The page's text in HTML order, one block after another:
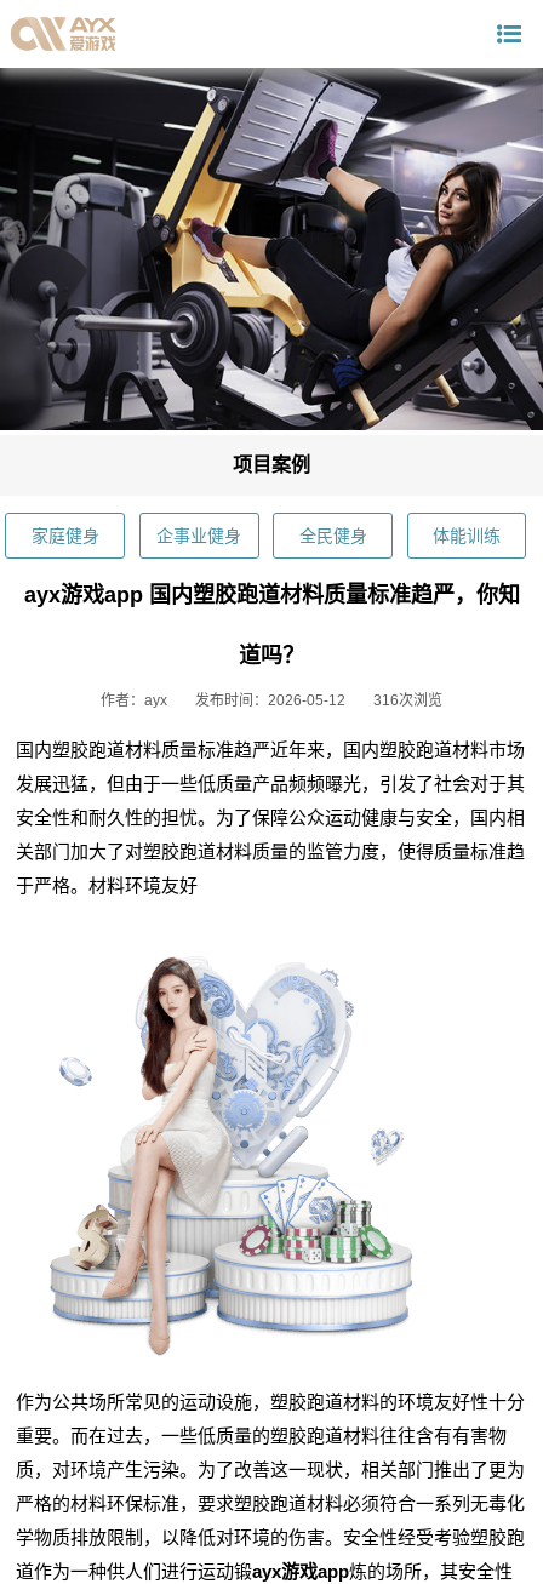
项目案例
家庭健身 企事业健身 全民健身 体能训练
ayx游戏app 国内塑胶跑道材料质量标准趋严，你知
道吗？
作者：ayx 发布时间：2026-05-12 316次浏览
国内塑胶跑道材料质量标准趋严近年来，国内塑胶跑道材料市场
发展迅猛，但由于一些低质量产品频频曝光，引发了社会对于其
安全性和耐久性的担忧。为了保障公众运动健康与安全，国内相
关部门加大了对塑胶跑道材料质量的监管力度，使得质量标准趋
于严格。材料环境友好
作为公共场所常见的运动设施，塑胶跑道材料的环境友好性十分
重要。而在过去，一些低质量的塑胶跑道材料往往含有有害物
质，对环境产生污染。为了改善这一现状，相关部门推出了更为
严格的材料环保标准，要求塑胶跑道材料必须符合一系列无毒化
学物质排放限制，以降低对环境的伤害。安全性经受考验塑胶跑
道作为一种供人们进行运动锻ayx游戏app炼的场所，其安全性